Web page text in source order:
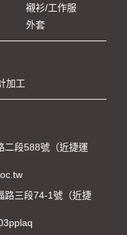
襯衫/工作服
外套
加工
二段588號（近捷運
路三段74-1號（近捷